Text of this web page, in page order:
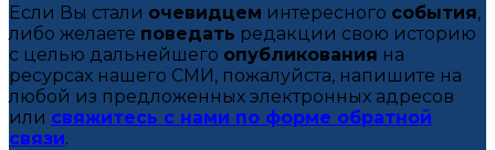
Если Вы стали очевидцем интересного события,
либо желаете поведать редакции свою историю
с целью дальнейшего опубликования на
ресурсах нашего СМИ, пожалуйста, напишите на
любой из предложенных электронных адресов
или свяжитесь с нами по форме обратной
связи.